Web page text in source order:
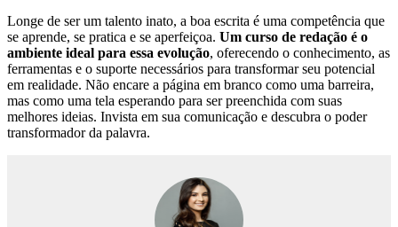
Longe de ser um talento inato, a boa escrita é uma competência que
se aprende, se pratica e se aperfeiçoa. Um curso de redação é o
ambiente ideal para essa evolução, oferecendo o conhecimento, as
ferramentas e o suporte necessários para transformar seu potencial
em realidade. Não encare a página em branco como uma barreira,
mas como uma tela esperando para ser preenchida com suas
melhores ideias. Invista em sua comunicação e descubra o poder
transformador da palavra.